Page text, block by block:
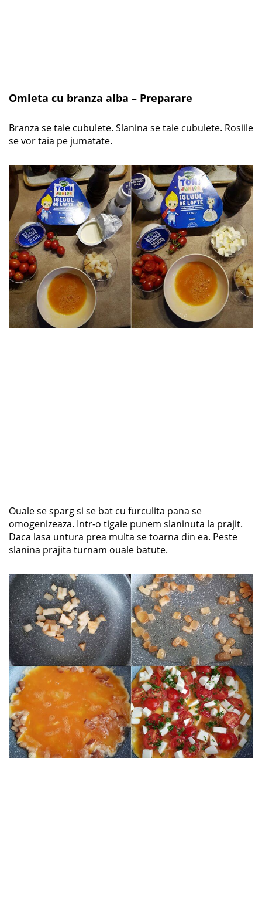
Omleta cu branza alba – Preparare
Branza se taie cubulete. Slanina se taie cubulete. Rosiile
se vor taia pe jumatate.
Ouale se sparg si se bat cu furculita pana se
omogenizeaza. Intr-o tigaie punem slaninuta la prajit.
Daca lasa untura prea multa se toarna din ea. Peste
slanina prajita turnam ouale batute.